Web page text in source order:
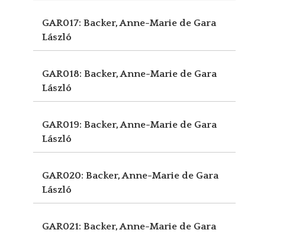
GAR017: Backer, Anne-Marie de Gara
László
GAR018: Backer, Anne-Marie de Gara
László
GAR019: Backer, Anne-Marie de Gara
László
GAR020: Backer, Anne-Marie de Gara
László
GAR021: Backer, Anne-Marie de Gara